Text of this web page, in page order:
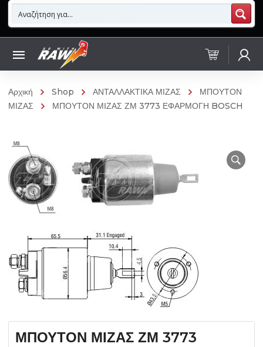
Αρχική Shop ΑΝΤΑΛΛΑΚΤΙΚΑ ΜΙΖΑΣ
ΜΠΟΥΤΟΝ
ΜΙΖΑΣ
ΜΠΟΥΤΟΝ ΜΙΖΑΣ ΖΜ 3773 ΕΦΑΡΜΟΓΗ BOSCH
ΜΠΟΥΤΟΝ ΜΙΖΑΣ ΖΜ 3773